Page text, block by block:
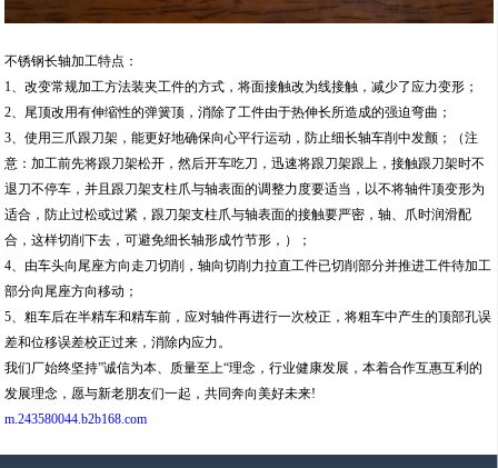
不锈钢长轴加工特点：
1、改变常规加工方法装夹工件的方式，将面接触改为线接触，减少了应力变形；
2、尾顶改用有伸缩性的弹簧顶，消除了工件由于热伸长所造成的强迫弯曲；
3、使用三爪跟刀架，能更好地确保向心平行运动，防止细长轴车削中发颤；（注
意：加工前先将跟刀架松开，然后开车吃刀，迅速将跟刀架跟上，接触跟刀架时不
退刀不停车，并且跟刀架支柱爪与轴表面的调整力度要适当，以不将轴件顶变形为
适合，防止过松或过紧，跟刀架支柱爪与轴表面的接触要严密，轴、爪时润滑配
合，这样切削下去，可避免细长轴形成竹节形，）；
4、由车头向尾座方向走刀切削，轴向切削力拉直工件已切削部分并推进工件待加工
部分向尾座方向移动；
5、粗车后在半精车和精车前，应对轴件再进行一次校正，将粗车中产生的顶部孔误
差和位移误差校正过来，消除内应力。
我们厂始终坚持”诚信为本、质量至上“理念，行业健康发展，本着合作互惠互利的
发展理念，愿与新老朋友们一起，共同奔向美好未来!
m.243580044.b2b168.com